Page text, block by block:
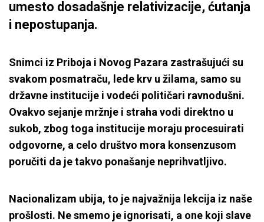
umesto dosadašnje relativizacije, ćutanja
i nepostupanja.
Snimci iz Priboja i Novog Pazara zastrašujući su
svakom posmatraču, lede krv u žilama, samo su
državne institucije i vodeći političari ravnodušni.
Ovakvo sejanje mržnje i straha vodi direktno u
sukob, zbog toga institucije moraju procesuirati
odgovorne, a celo društvo mora konsenzusom
poručiti da je takvo ponašanje neprihvatljivo.
Nacionalizam ubija, to je najvažnija lekcija iz naše
prošlosti. Ne smemo je ignorisati, a one koji slave